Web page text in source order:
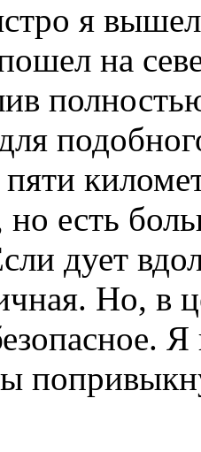
я вышел
на
пяти
есть
дует
Но, в